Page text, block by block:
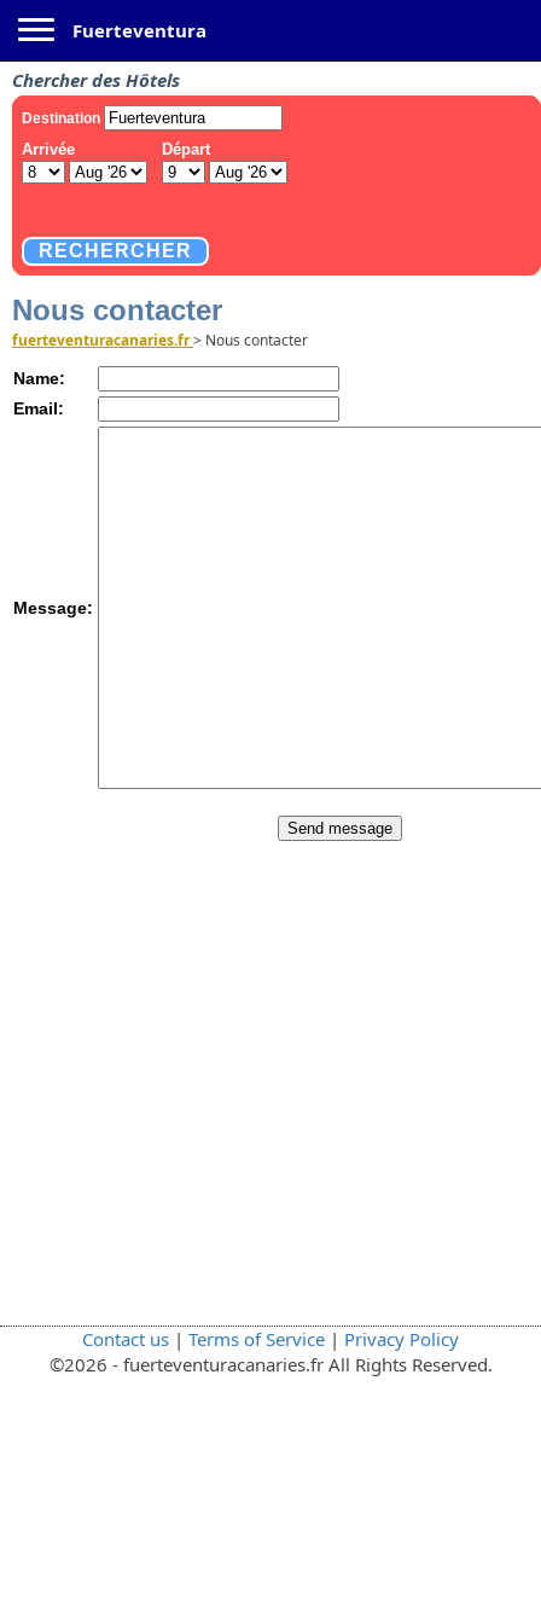
Fuerteventura
Chercher des Hôtels
Nous contacter
fuerteventuracanaries.fr> Nous contacter
Contact us | Terms of Service | Privacy Policy
©2026 - fuerteventuracanaries.fr All Rights Reserved.